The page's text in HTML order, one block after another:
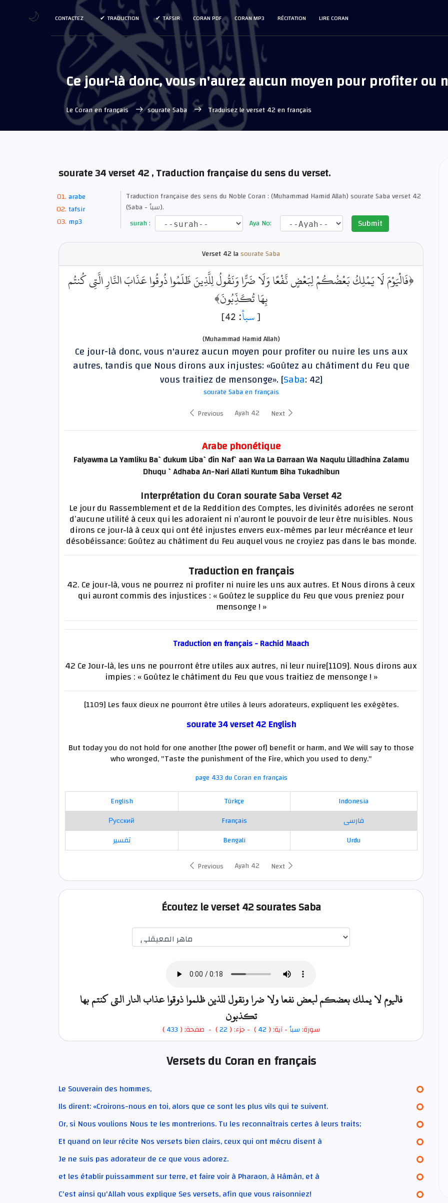
LIRE CORAN
RÉCITATION
CORAN MP3
CORAN PDF
TAFSIR
TRADUCTION
CONTACTEZ
Ce jour-là donc, vous n'aurez aucun moyen pour profiter ou
Le Coran en français sourate Saba Traduisez le verset 42 en français
sourate 34 verset 42 , Traduction française du sens du verset.
arabe
tafsir
mp3
Traduction française des sens du Noble Coran : (Muhammad Hamid Allah) sourate Saba verset 42
(Saba - سبأ).
surah :
Aya No: Submit
Verset42 lasourate Saba
﴿فَالْيَوْمَ لَا يَمْلِكُ بَعْضُكُمْ لِبَعْضٍ نَّفْعًا وَلَا ضَرًّا وَنَقُولُ لِلَّذِينَ ظَلَمُوا ذُوقُوا عَذَابَ النَّارِ الَّتِي كُنتُم
بِهَا تُكَذِّبُونَ﴾
[سبأ: 42]
(Muhammad Hamid Allah)
Ce jour-là donc, vous n'aurez aucun moyen pour profiter ou nuire les uns aux
autres, tandis que Nous dirons aux injustes: «Goûtez au châtiment du Feu que
vous traitiez de mensonge». [Saba: 42]
sourate Saba en français
Previous
Ayah 42 Next
Arabe phonétique
Falyawma La Yamliku Ba`đukum Liba`đin Naf`aan Wa La Đarraan Wa Naqulu Lilladhina Zalamu
Dhuqu `Adhaba An-Nari Allati Kuntum Biha Tukadhibun
Interprétation du Coran sourate Saba Verset 42
Le jour du Rassemblement et de la Reddition des Comptes, les divinités adorées ne seront
d’aucune utilité à ceux qui les adoraient ni n’auront le pouvoir de leur être nuisibles. Nous
dirons ce jour-là à ceux qui ont été injustes envers eux-mêmes par leur mécréance et leur
désobéissance: Goûtez au châtiment du Feu auquel vous ne croyiez pas dans le bas monde.
Traduction en français
42. Ce jour-là, vous ne pourrez ni profiter ni nuire les uns aux autres. Et Nous dirons à ceux
qui auront commis des injustices : « Goûtez le supplice du Feu que vous preniez pour
mensonge ! »
Traduction en français - Rachid Maach
42 Ce Jour-là, les uns ne pourront être utiles aux autres, ni leur nuire[1109]. Nous dirons aux
impies : « Goûtez le châtiment du Feu que vous traitiez de mensonge ! »
[1109] Les faux dieux ne pourront être utiles à leurs adorateurs, expliquent les exégètes.
sourate 34 verset 42 English
But today you do not hold for one another [the power of] benefit or harm, and We will say to those
who wronged, "Taste the punishment of the Fire, which you used to deny."
page 433 du Coran en français
English
Türkçe
Indonesia
Русский
Français
فارسی
تفسير
Bengali
Urdu
Previous
Ayah 42 Next
Écoutez le verset 42 sourates Saba
فاليوم لا يملك بعضكم لبعض نفعا ولا ضرا ونقول للذين ظلموا ذوقوا عذاب النار التي كنتم بها
تكذبون
سورة:سبأ- آية: ( 42
) - جزء: ( 22) - صفحة: (433
)
Versets du Coran en français
Le Souverain des hommes,
Ils dirent: «Croirons-nous en toi, alors que ce sont les plus vils qui te suivent.
Or, si Nous voulions Nous te les montrerions. Tu les reconnaîtrais certes à leurs traits;
Et quand on leur récite Nos versets bien clairs, ceux qui ont mécru disent à
Je ne suis pas adorateur de ce que vous adorez.
et les établir puissamment sur terre, et faire voir à Pharaon, à Hâmân, et à
C'est ainsi qu'Allah vous explique Ses versets, afin que vous raisonniez!
🌙